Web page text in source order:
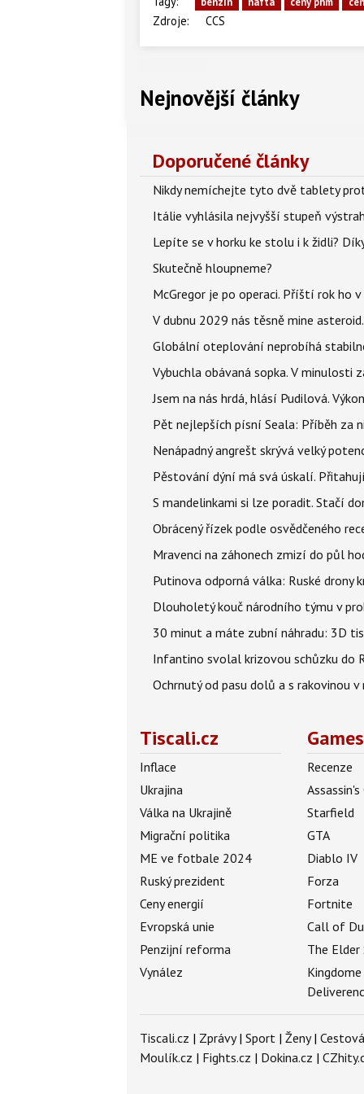
Zdroje: CCS
Nejnovější články
Doporučené články
Nikdy nemíchejte tyto dvě tablety
Itálie vyhlásila nejvyšší stupeň
Lepíte se v horku ke stolu i k židli?
Skutečně hloupneme?
McGregor je po operaci. Příští rok ho
V dubnu 2029 nás těsně mine
Globální oteplování neprobíhá
Vybuchla obávaná sopka. V minulosti
Jsem na nás hrdá, hlásí Pudilová.
Pět nejlepších písní Seala: Příběh za
Nenápadný angrešt skrývá velký
Pěstování dýní má svá úskalí.
S mandelinkami si lze poradit. Stačí
Obrácený řízek podle osvědčeného
Mravenci na záhonech zmizí do půl
Putinova odporná válka: Ruské
Dlouholetý kouč národního týmu v
30 minut a máte zubní náhradu: 3D
Infantino svolal krizovou schůzku do
Ochrnutý od pasu dolů a s rakovinou
Tiscali.cz
Inflace
Ukrajina
Válka na Ukrajině
Migrační politika
ME ve fotbale 2024
Ruský prezident
Ceny energií
Evropská unie
Penzijní reforma
Vynález
Recenze
Assassin's
Starfield
GTA
Diablo IV
Forza
Fortnite
Call of
The Elder
Kingdome
Tiscali.cz | Zprávy| Sport | Ženy|
Moulík.cz | Fights.cz | Dokina.cz |